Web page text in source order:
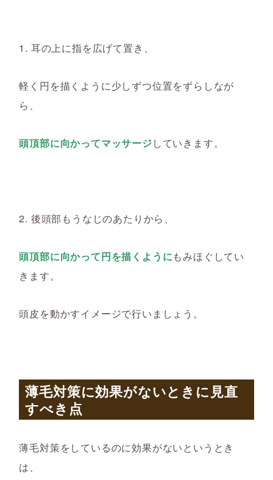
1. 耳の上に指を広げて置き、
軽く円を描くように少しずつ位置をずらしなが
ら、
頭頂部に向かってマッサージしていきます。
2. 後頭部もうなじのあたりから、
頭頂部に向かって円を描くようにもみほぐしてい
きます。
頭皮を動かすイメージで行いましょう。
薄毛対策に効果がないときに見直
すべき点
薄毛対策をしているのに効果がないというとき
は、